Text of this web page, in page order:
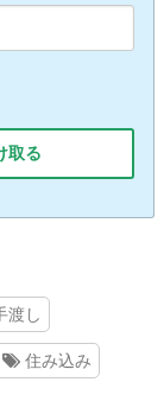
取る
渡し
住み込み